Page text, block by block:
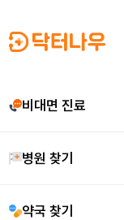
비대면 진료
병원 찾기
약국 찾기